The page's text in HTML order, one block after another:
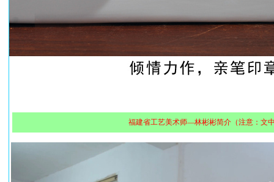
福建省工艺美术师—林彬彬简介（注意：文